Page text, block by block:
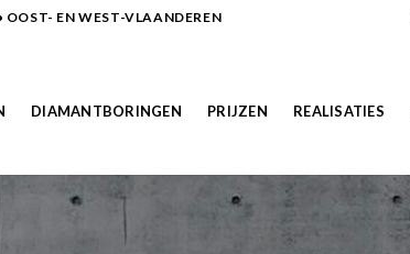
EN WEST-VLAANDEREN
DIAMANTBORINGEN PRIJZEN REALISATIES